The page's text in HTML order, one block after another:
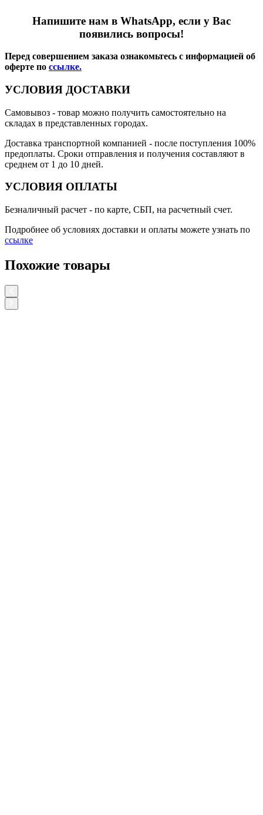
Напишите нам в WhatsApp, если у Вас
появились вопросы!
Перед совершением заказа ознакомьтесь с информацией об
оферте по ссылке.
УСЛОВИЯ ДОСТАВКИ
Самовывоз - товар можно получить самостоятельно на
складах в представленных городах.
Доставка транспортной компанией - после поступления 100%
предоплаты. Сроки отправления и получения составляют в
среднем от 1 до 10 дней.
УСЛОВИЯ ОПЛАТЫ
Безналичный расчет - по карте, СБП, на расчетный счет.
Подробнее об условиях доставки и оплаты можете узнать по
ссылке
Похожие товары